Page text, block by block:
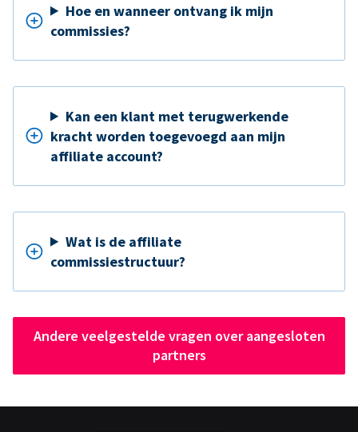
Hoe en wanneer ontvang ik mijn
commissies?
Kan een klant met terugwerkende
kracht worden toegevoegd aan mijn
affiliate account?
Wat is de affiliate
commissiestructuur?
Andere veelgestelde vragen over aangesloten
partners